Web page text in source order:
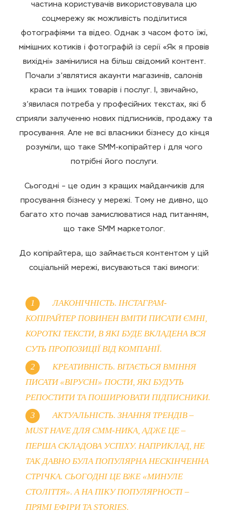
частина користувачів використовувала цю
соцмережу як можливість поділитися
фотографіями та відео. Однак з часом фото їжі,
мімішних котиків і фотографій із серії «Як я провів
вихідні» замінилися на більш свідомий контент.
Почали з’являтися акаунти магазинів, салонів
краси та інших товарів і послуг. І, звичайно,
з’явилася потреба у професійних текстах, які б
сприяли залученню нових підписників, продажу та
просування. Але не всі власники бізнесу до кінця
розуміли, що таке SMM-копірайтер і для чого
потрібні його послуги.
Сьогодні – це один з кращих майданчиків для
просування бізнесу у мережі. Тому не дивно, що
багато хто почав замислюватися над питанням,
що таке SMM маркетолог.
До копірайтера, що займається контентом у цій
соціальній мережі, висуваються такі вимоги:
ЛАКОНІЧНІСТЬ. ІНСТАГРАМ-
КОПІРАЙТЕР ПОВИНЕН ВМІТИ ПИСАТИ ЄМНІ,
КОРОТКІ ТЕКСТИ, В ЯКІ БУДЕ ВКЛАДЕНА ВСЯ
СУТЬ ПРОПОЗИЦІЇ ВІД КОМПАНІЇ.
КРЕАТИВНІСТЬ. ВІТАЄТЬСЯ ВМІННЯ
ПИСАТИ «ВІРУСНІ» ПОСТИ, ЯКІ БУДУТЬ
РЕПОСТИТИ ТА ПОШИРЮВАТИ ПІДПИСНИКИ.
АКТУАЛЬНІСТЬ. ЗНАННЯ ТРЕНДІВ –
MUST HAVE ДЛЯ СММ-НИКА, АДЖЕ ЦЕ –
ПЕРША СКЛАДОВА УСПІХУ. НАПРИКЛАД, НЕ
ТАК ДАВНО БУЛА ПОПУЛЯРНА НЕСКІНЧЕННА
СТРІЧКА. СЬОГОДНІ ЦЕ ВЖЕ «МИНУЛЕ
СТОЛІТТЯ». А НА ПІКУ ПОПУЛЯРНОСТІ –
ПРЯМІ ЕФІРИ ТА STORIES.